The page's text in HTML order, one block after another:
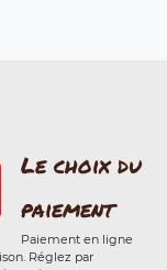
Le choix du
paiement
Paiement en ligne
Réglez par